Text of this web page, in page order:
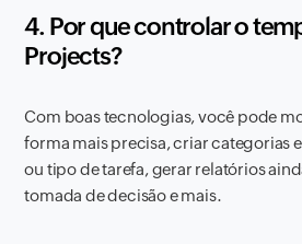
4. Por que controlar o
Projects?
Com boas tecnologias, você pode
forma mais precisa, criar categorias
ou tipo de tarefa, gerar relatórios
tomada de decisão e mais.